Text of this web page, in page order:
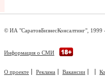
© ИА "СаратовБизнесКонсалтинг", 1999
Информация о СМИ
О проекте Реклама Вакансии